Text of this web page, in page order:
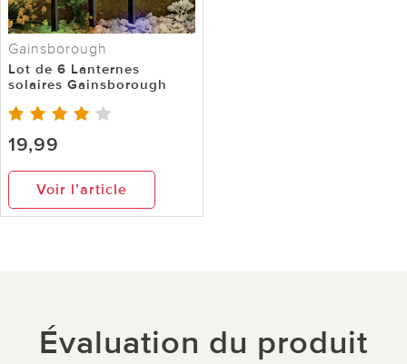
Gainsborough
Lot de 6 Lanternes
solaires Gainsborough
19,99
Voir l’article
Évaluation du produit